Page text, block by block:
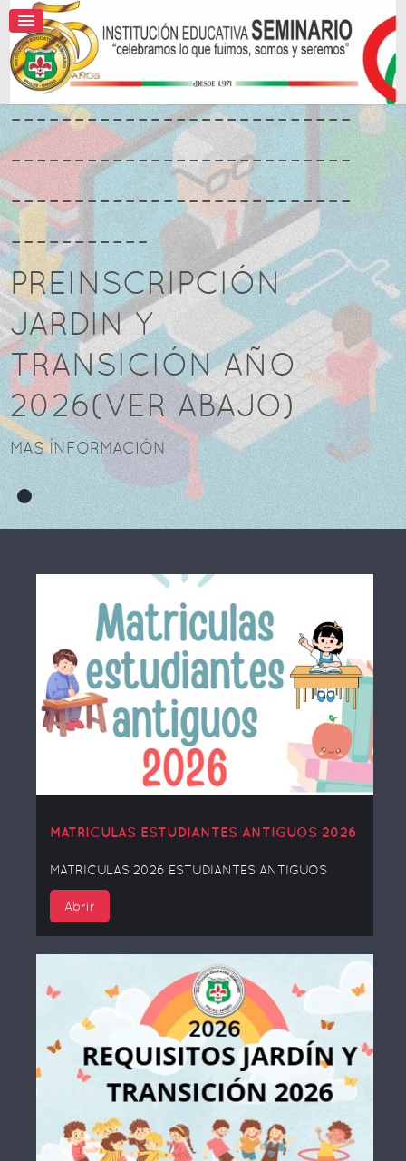
---------------------------
---------------------------
---------------------------
-----------
PREINSCRIPCIÓN
JARDIN Y
TRANSICIÓN AÑO
2026(VER ABAJO)
MAS ÍNFORMACIÓN
MATRICULAS ESTUDIANTES ANTIGUOS 2026
MATRICULAS 2026 ESTUDIANTES ANTIGUOS
Abrir